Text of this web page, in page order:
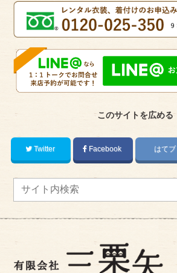
このサイトを広める
Twitter Facebook はてブ